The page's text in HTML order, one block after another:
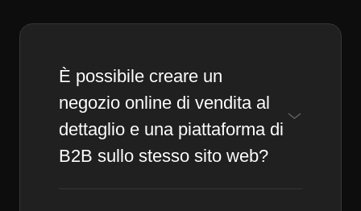
È possibile creare un
negozio online di vendita al
dettaglio e una piattaforma di
B2B sullo stesso sito web?